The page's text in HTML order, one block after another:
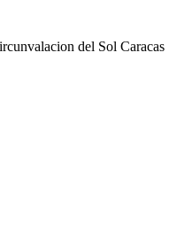
del Sol Caracas